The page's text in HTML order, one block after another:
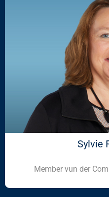
Sylvie
Member vun der